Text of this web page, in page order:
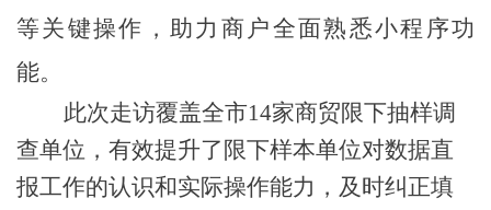
等关键操作，助力商户全面熟悉小程序功
能。
此次走访覆盖全市14家商贸限下抽样调
查单位，有效提升了限下样本单位对数据直
报工作的认识和实际操作能力，及时纠正填